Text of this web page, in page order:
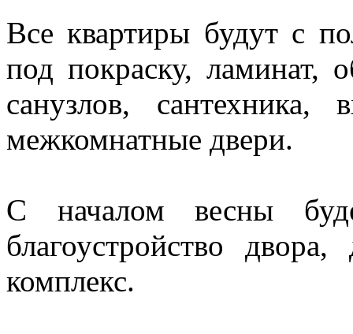
Все квартиры будут с
под покраску, ламинат,
санузлов, сантехника,
межкомнатные двери.
С началом весны
благоустройство
комплекс.